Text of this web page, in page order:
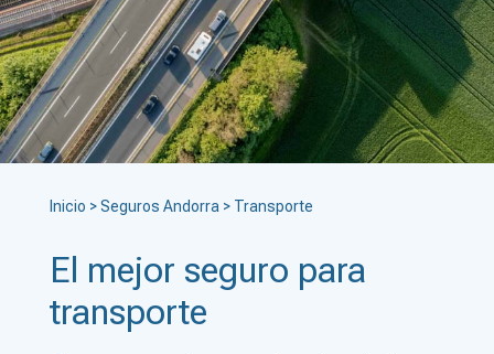
Inicio >Seguros Andorra > Transporte
El mejor seguro para
transporte